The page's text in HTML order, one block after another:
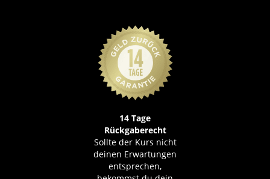
14 Tage
Rückgaberecht
Sollte der Kurs nicht
deinen Erwartungen
entsprechen,